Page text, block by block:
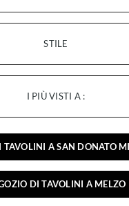
STILE
I PIÙ VISTI A :
TAVOLINI A SAN DONATO
DI TAVOLINI A MELZO